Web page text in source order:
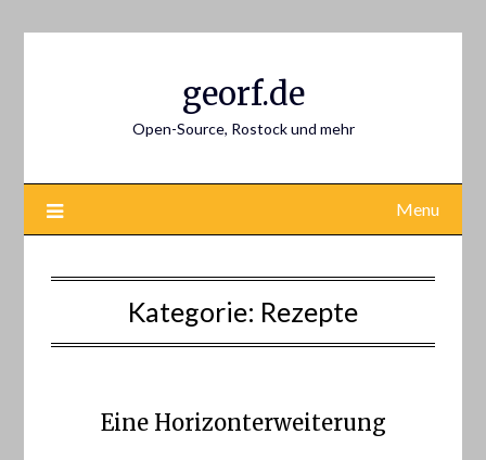
georf.de
Open-Source, Rostock und mehr
Menu
Kategorie: Rezepte
Eine Horizonterweiterung